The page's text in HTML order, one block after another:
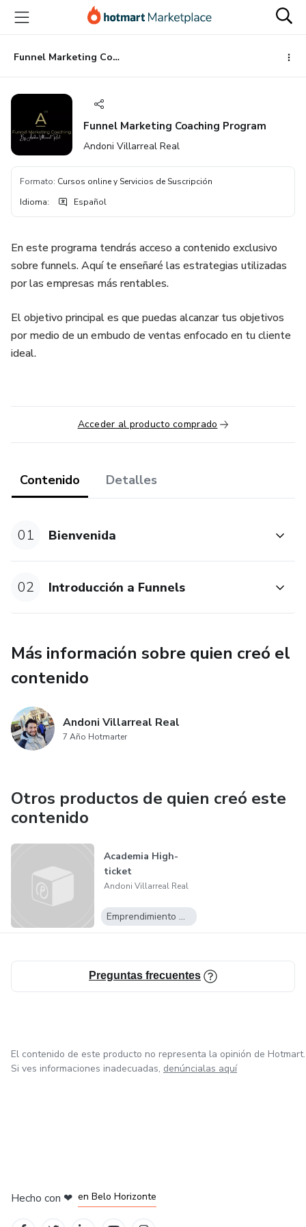
principal
página
de
página
Funnel Marketing Coaching Program
Funnel Marketing Coaching Program
Andoni Villarreal Real
Formato: Cursos online y Servicios de Suscripción
Idioma: Español
En este programa tendrás acceso a contenido exclusivo
sobre funnels. Aquí te enseñaré las estrategias utilizadas
por las empresas más rentables.
El objetivo principal es que puedas alcanzar tus objetivos
por medio de un embudo de ventas enfocado en tu cliente
ideal.
Acceder al producto comprado
Contenido Detalles
01 Bienvenida
02 Introducción a Funnels
Más información sobre quien creó el
contenido
Andoni Villarreal Real
7 Año Hotmarter
Otros productos de quien creó este
contenido
Academia High-
ticket
Andoni Villarreal Real
Emprendimiento Digital
Preguntas frecuentes
El contenido de este producto no representa la opinión de Hotmart.
Si ves informaciones inadecuadas, denúncialas aquí
Hecho con ❤ en Belo Horizonte